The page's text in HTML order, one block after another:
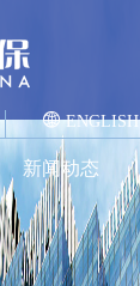
ENGLISH
新闻动态